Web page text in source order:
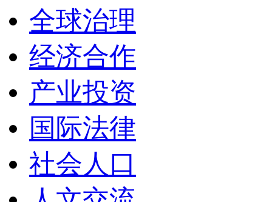
全球治理
经济合作
产业投资
国际法律
社会人口